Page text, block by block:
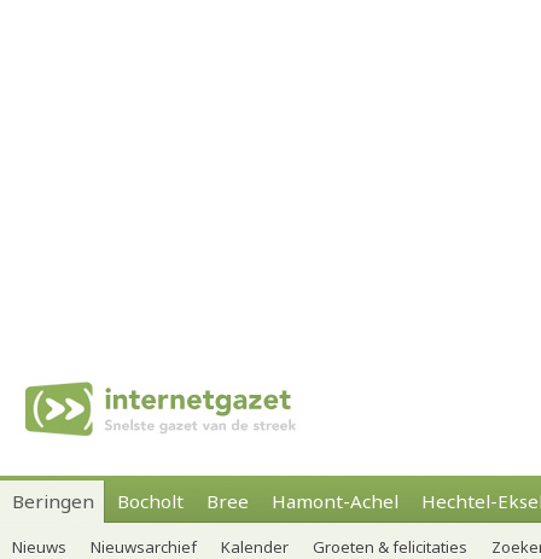
Beringen Bocholt Bree Hamont-Achel Hechtel-
Nieuws Nieuwsarchief Kalender Groeten & felicitaties